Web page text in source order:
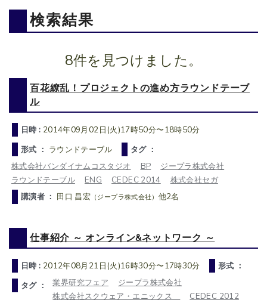
検索結果
8件を見つけました。
百花繚乱！プロジェクトの進め方ラウンドテーブ
ル
日時 : 2014年09月02日(火)17時50分〜18時50分
形式 ： ラウンドテーブル
タグ ：
株式会社バンダイナムコスタジオ
BP
ジープラ株式会社
ラウンドテーブル
ENG CEDEC 2014
株式会社セガ
講演者 ： 田口 昌宏 （ジープラ株式会社） 他2名
仕事紹介 ～ オンライン&ネットワーク ～
日時 : 2012年08月21日(火)16時30分〜17時30分
形式 ：
タグ ：
業界研究フェア
ジープラ株式会社
株式会社スクウェア・エニックス
CEDEC 2012